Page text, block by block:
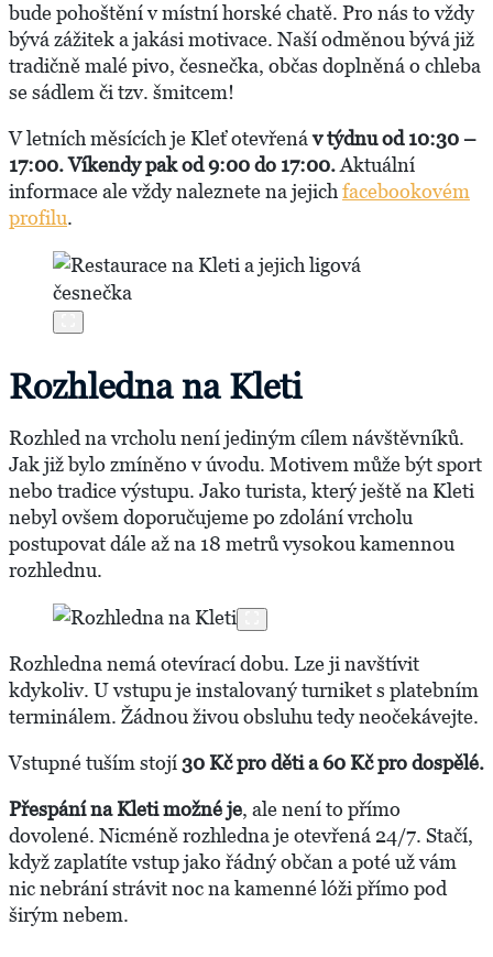
bude pohoštění v místní horské chatě. Pro nás to vždy
bývá zážitek a jakási motivace. Naší odměnou bývá již
tradičně malé pivo, česnečka, občas doplněná o chleba
se sádlem či tzv. šmitcem!
V letních měsících je Kleť otevřenáv týdnu od 10:30 –
17:00.Víkendy pak od 9:00 do 17:00.Aktuální
informace ale vždy naleznete na jejichfacebookovém
profilu.
Rozhledna na Kleti
Rozhled na vrcholu není jediným cílem návštěvníků.
Jak již bylo zmíněno v úvodu. Motivem může být sport
nebo tradice výstupu. Jako turista, který ještě na Kleti
nebyl ovšem doporučujeme po zdolání vrcholu
postupovat dále až na 18 metrů vysokou kamennou
rozhlednu.
Rozhledna nemá otevírací dobu. Lze ji navštívit
kdykoliv. U vstupu je instalovaný turniket s platebním
terminálem. Žádnou živou obsluhu tedy neočekávejte.
Vstupné tuším stojí 30 Kč pro děti a 60 Kč pro dospělé.
Přespání na Kleti možné je, ale není to přímo
dovolené. Nicméně rozhledna je otevřená 24/7. Stačí,
když zaplatíte vstup jako řádný občan a poté už vám
nic nebrání strávit noc na kamenné lóži přímo pod
širým nebem.